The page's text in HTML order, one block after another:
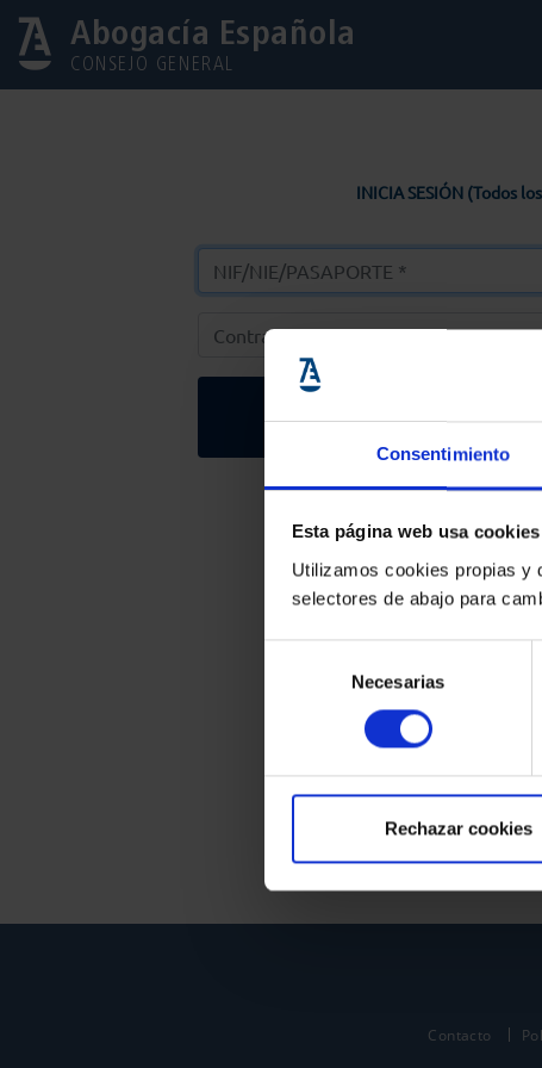
Consentimiento
Esta página web usa cookies
Utilizamos cookies propias y
selectores de abajo para
consentimiento
Necesarias
Rechazar cookies
Abogacía Española
CONSEJO GENERAL
INICIA SESIÓN (Todos
Entrar
Solicitar
Contacto